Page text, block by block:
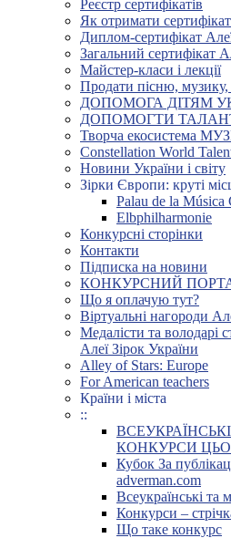
Реєстр сертифікатів
Як отримати
Диплом-сертифікат
Загальний сертифікат
Майстер-класи і лекції
Продати пісню,
ДОПОМОГА ДІТЯМ
ДОПОМОГТИ
Творча екосистема
Constellation World
Новини України і світу
Зірки Європи: круті
Palau de la Música
Elbphilharmonie
Конкурсні сторінки
Контакти
Підписка на новини
КОНКУРСНИЙ
Що я оплачую тут?
Віртуальні нагороди
Медалісти та володарі
Алеї Зірок України
Alley of Stars: Europe
For American teachers
Країни і міста
::
КОНКУРСИ
Кубок За
adverman.com
Всеукраїнські та
Конкурси –
Що таке конкурс